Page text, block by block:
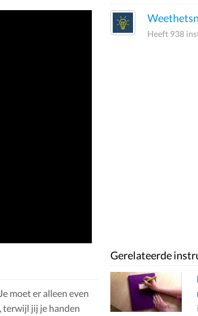
moet er alleen even
terwijl jij je handen
Heeft 938
Gerelateerde